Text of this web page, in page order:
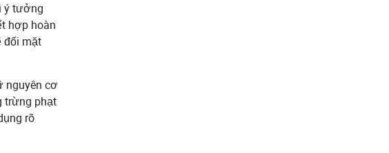
ý tưởng
hợp hoàn
đối mặt
nguyên cơ
trừng phạt
rõ